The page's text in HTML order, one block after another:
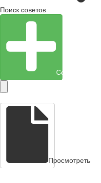
Поиск советов
Создать объект
Просмотреть